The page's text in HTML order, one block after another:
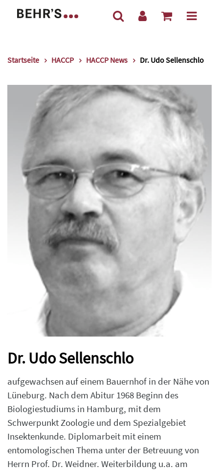
Startseite HACCP HACCP News Dr. Udo Sellenschlo
Dr. Udo Sellenschlo
aufgewachsen auf einem Bauernhof in der Nähe von
Lüneburg. Nach dem Abitur 1968 Beginn des
Biologiestudiums in Hamburg, mit dem
Schwerpunkt Zoologie und dem Spezialgebiet
Insektenkunde. Diplomarbeit mit einem
entomologischen Thema unter der Betreuung von
Herrn Prof. Dr. Weidner. Weiterbildung u.a. am